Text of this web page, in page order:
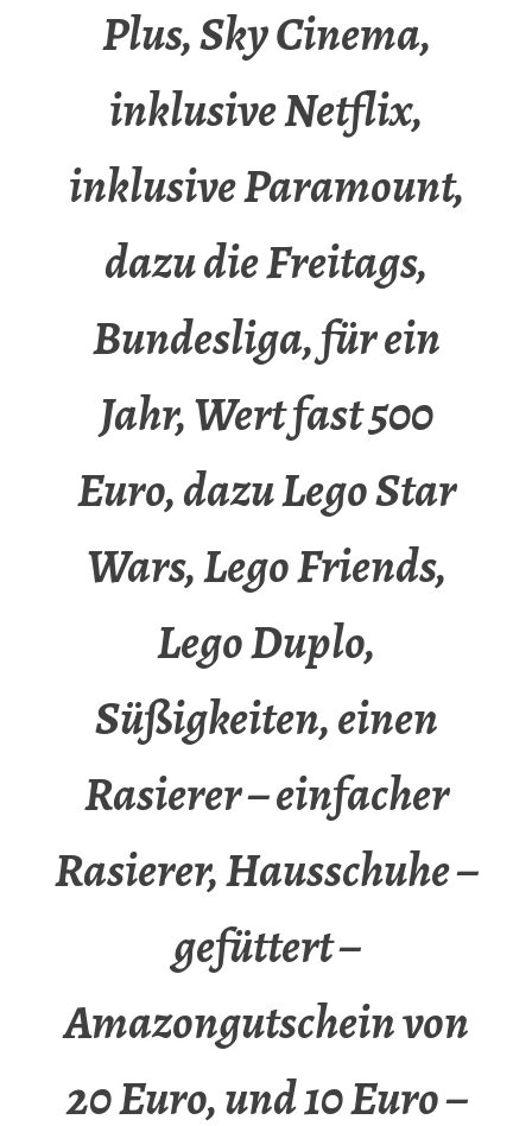
Plus, Sky Cinema,
inklusive Netflix,
inklusive Paramount,
dazu die Freitags,
Bundesliga, für ein
Jahr, Wert fast 500
Euro, dazu Lego Star
Wars, Lego Friends,
Lego Duplo,
Süßigkeiten, einen
Rasierer – einfacher
Rasierer, Hausschuhe –
gefüttert –
Amazongutschein von
20 Euro, und 10 Euro –